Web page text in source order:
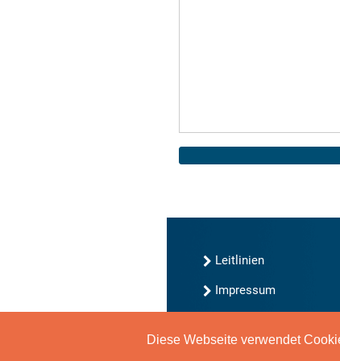
Diese Webseite verwendet
Leitlinien
Impressum